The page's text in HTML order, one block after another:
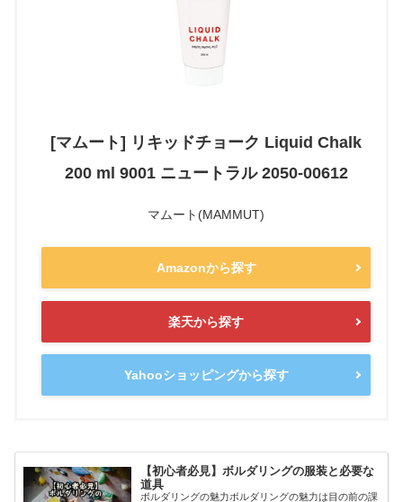
[マムート] リキッドチョーク Liquid Chalk
200 ml 9001 ニュートラル 2050-00612
マムート(MAMMUT)
Amazonから探す
楽天から探す
Yahooショッピングから探す
【初心者必見】ボルダリングの服装と必要な
道具
ボルダリングの魅力ボルダリングの魅力は目の前の課